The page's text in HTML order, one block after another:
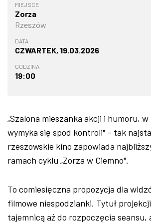
MIEJSCE
Zorza
Rzeszów
DATA
CZWARTEK, 19.03.2026
GODZINA
19:00
„Szalona mieszanka akcji i humoru,
wymyka się spod kontroli" – tak
rzeszowskie kino zapowiada
ramach cyklu „Zorza w Ciemno".
To comiesięczna propozycja dla
filmowe niespodzianki. Tytuł
tajemnicą aż do rozpoczęcia seansu,